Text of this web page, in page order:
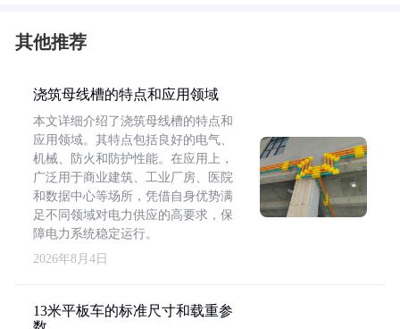
其他推荐
浇筑母线槽的特点和应用领域
本文详细介绍了浇筑母线槽的特点和
应用领域。其特点包括良好的电气、
机械、防火和防护性能。在应用上，
广泛用于商业建筑、工业厂房、医院
和数据中心等场所，凭借自身优势满
足不同领域对电力供应的高要求，保
障电力系统稳定运行。
2026年8月4日
13米平板车的标准尺寸和载重参